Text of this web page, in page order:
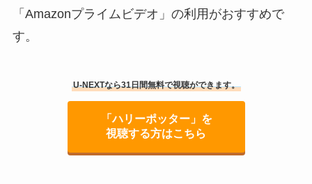
「Amazonプライムビデオ」の利用がおすすめで
す。
U-NEXTなら31日間無料で視聴ができます。
「ハリーポッター」を
視聴する方はこちら